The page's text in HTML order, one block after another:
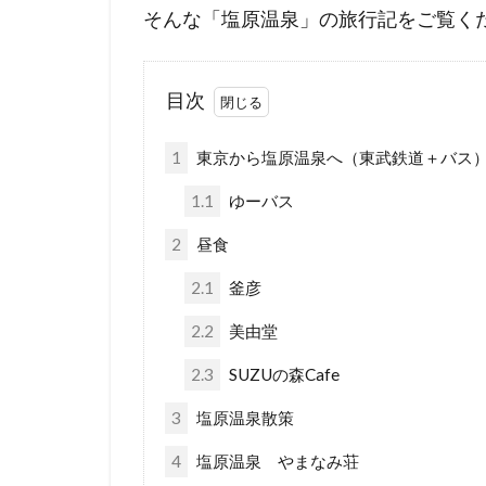
そんな「塩原温泉」の旅行記をご覧く
目次
1 東京から塩原温泉へ（東武鉄道＋バス）
1.1 ゆーバス
2 昼食
2.1 釜彦
2.2 美由堂
2.3 SUZUの森Cafe
3 塩原温泉散策
4 塩原温泉 やまなみ荘